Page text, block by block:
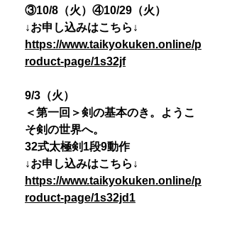
③10/8（火）④10/29（火）
↓お申し込みはこちら↓
https://www.taikyokuken.online/p
roduct-page/1s32jf
9/3（火）
＜第一回＞剣の基本のき。ようこ
そ剣の世界へ。
32式太極剣1段9動作
↓お申し込みはこちら↓
https://www.taikyokuken.online/p
roduct-page/1s32jd1